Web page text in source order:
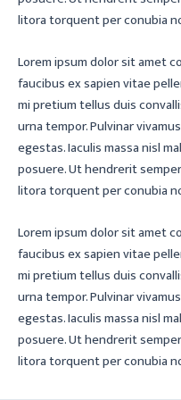
litora torquent per conubia
Lorem ipsum dolor sit amet
faucibus ex sapien vitae
mi pretium tellus duis
urna tempor. Pulvinar
egestas. Iaculis massa nisl
posuere. Ut hendrerit
litora torquent per conubia
Lorem ipsum dolor sit amet
faucibus ex sapien vitae
mi pretium tellus duis
urna tempor. Pulvinar
egestas. Iaculis massa nisl
posuere. Ut hendrerit
litora torquent per conubia